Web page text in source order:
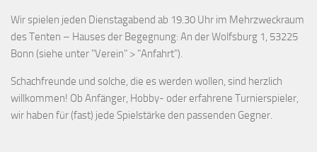
Wir spielen jeden Dienstagabend ab 19.30 Uhr im Mehrzweckraum
des Tenten – Hauses der Begegnung: An der Wolfsburg 1, 53225
Bonn (siehe unter "Verein" > "Anfahrt").
Schachfreunde und solche, die es werden wollen, sind herzlich
willkommen! Ob Anfänger, Hobby- oder erfahrene Turnierspieler,
wir haben für (fast) jede Spielstärke den passenden Gegner.